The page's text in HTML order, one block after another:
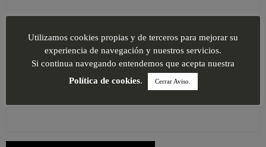
Correo electrónico*
Utilizamos cookies propias y de terceros para mejorar su
experiencia de navegación y nuestros servicios.
Si continua navegando entendemos que acepta nuestra
Política de cookies. Cerrar Aviso.